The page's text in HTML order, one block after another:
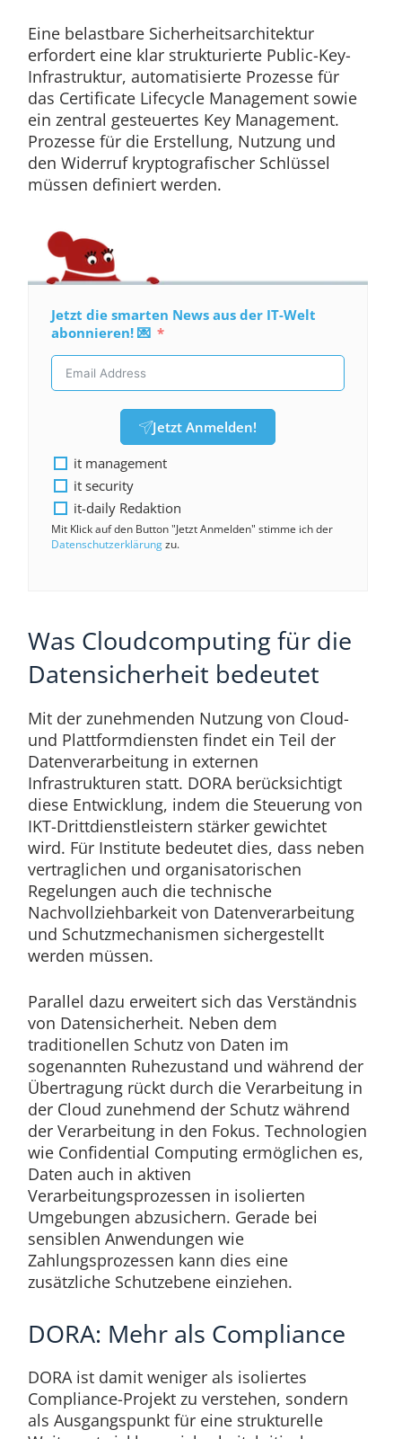
Eine belastbare Sicherheitsarchitektur
erfordert eine klar strukturierte Public-Key-
Infrastruktur, automatisierte Prozesse für
das Certificate Lifecycle Management sowie
ein zentral gesteuertes Key Management.
Prozesse für die Erstellung, Nutzung und
den Widerruf kryptografischer Schlüssel
müssen definiert werden.
Jetzt die smarten News aus der IT-Welt
abonnieren! 💌
Jetzt Anmelden!
it management
it security
it-daily Redaktion
Mit Klick auf den Button "Jetzt Anmelden" stimme ich der
Datenschutzerklärungzu.
Was Cloudcomputing für die
Datensicherheit bedeutet
Mit der zunehmenden Nutzung von Cloud-
und Plattformdiensten findet ein Teil der
Datenverarbeitung in externen
Infrastrukturen statt. DORA berücksichtigt
diese Entwicklung, indem die Steuerung von
IKT-Drittdienstleistern stärker gewichtet
wird. Für Institute bedeutet dies, dass neben
vertraglichen und organisatorischen
Regelungen auch die technische
Nachvollziehbarkeit von Datenverarbeitung
und Schutzmechanismen sichergestellt
werden müssen.
Parallel dazu erweitert sich das Verständnis
von Datensicherheit. Neben dem
traditionellen Schutz von Daten im
sogenannten Ruhezustand und während der
Übertragung rückt durch die Verarbeitung in
der Cloud zunehmend der Schutz während
der Verarbeitung in den Fokus. Technologien
wie Confidential Computing ermöglichen es,
Daten auch in aktiven
Verarbeitungsprozessen in isolierten
Umgebungen abzusichern. Gerade bei
sensiblen Anwendungen wie
Zahlungsprozessen kann dies eine
zusätzliche Schutzebene einziehen.
DORA: Mehr als Compliance
DORA ist damit weniger als isoliertes
Compliance-Projekt zu verstehen, sondern
als Ausgangspunkt für eine strukturelle